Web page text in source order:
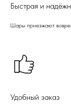
Быстрая и
Шары приезжают
Удобный заказ